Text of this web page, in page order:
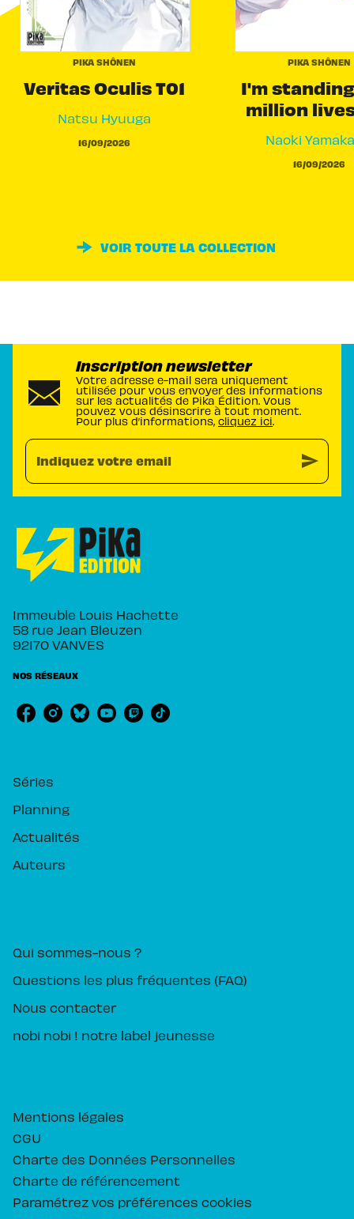
PIKA SHÔNEN
Veritas Oculis T01
Natsu Hyuuga
16/09/2026
PIKA SHÔNEN
I'm
million
Naoki
16/09/2026
VOIR TOUTE LA COLLECTION
Inscription newsletter
Votre adresse e-mail sera uniquement
utilisée pour vous envoyer des informations
sur les actualités de Pika Édition. Vous
pouvez vous désinscrire à tout moment.
Pour plus d’informations, cliquez ici.
Indiquez votre email send
Immeuble Louis Hachette
58 rue Jean Bleuzen
92170 VANVES
NOS RÉSEAUX
Séries
Planning
Actualités
Auteurs
Qui sommes-nous ?
Questions les plus fréquentes (FAQ)
Nous contacter
nobi nobi ! notre label jeunesse
Mentions légales
CGU
Charte des Données Personnelles
Charte de référencement
Paramétrez vos préférences cookies